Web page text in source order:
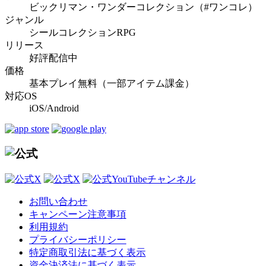
ビックリマン・ワンダーコレクション（#ワンコレ）
ジャンル
シールコレクションRPG
リリース
好評配信中
価格
基本プレイ無料（一部アイテム課金）
対応OS
iOS/Android
お問い合わせ
キャンペーン注意事項
利用規約
プライバシーポリシー
特定商取引法に基づく表示